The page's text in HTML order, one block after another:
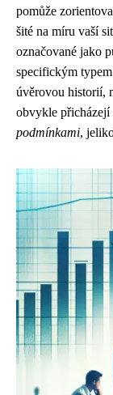
pomůže
šité na míru vaší
označované jako
specifickým
úvěrovou historií,
obvykle přicházejí
podmínkami,